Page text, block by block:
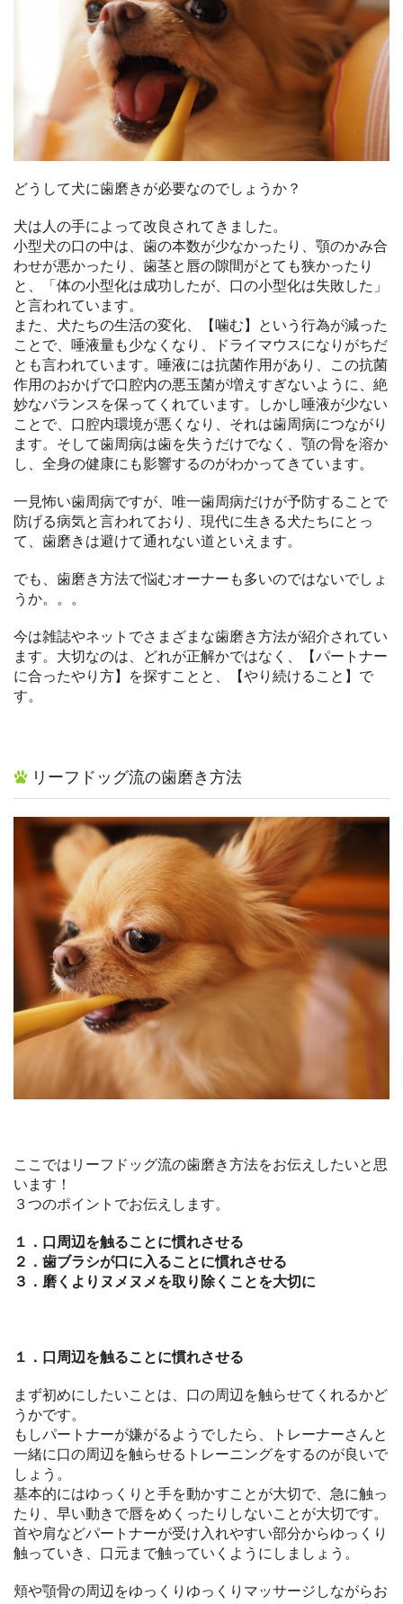
どうして犬に歯磨きが必要なのでしょうか？
犬は人の手によって改良されてきました。
小型犬の口の中は、歯の本数が少なかったり、顎のかみ合
わせが悪かったり、歯茎と唇の隙間がとても狭かったり
と、「体の小型化は成功したが、口の小型化は失敗した」
と言われています。
また、犬たちの生活の変化、【噛む】という行為が減った
ことで、唾液量も少なくなり、ドライマウスになりがちだ
とも言われています。唾液には抗菌作用があり、この抗菌
作用のおかげで口腔内の悪玉菌が増えすぎないように、絶
妙なバランスを保ってくれています。しかし唾液が少ない
ことで、口腔内環境が悪くなり、それは歯周病につながり
ます。そして歯周病は歯を失うだけでなく、顎の骨を溶か
し、全身の健康にも影響するのがわかってきています。
一見怖い歯周病ですが、唯一歯周病だけが予防することで
防げる病気と言われており、現代に生きる犬たちにとっ
て、歯磨きは避けて通れない道といえます。
でも、歯磨き方法で悩むオーナーも多いのではないでしょ
うか。。。
今は雑誌やネットでさまざまな歯磨き方法が紹介されてい
ます。大切なのは、どれが正解かではなく、【パートナー
に合ったやり方】を探すことと、【やり続けること】で
す。
リーフドッグ流の歯磨き方法
ここではリーフドッグ流の歯磨き方法をお伝えしたいと思
います！
３つのポイントでお伝えします。
１．口周辺を触ることに慣れさせる
２．歯ブラシが口に入ることに慣れさせる
３．磨くよりヌメヌメを取り除くことを大切に
１．口周辺を触ることに慣れさせる
まず初めにしたいことは、口の周辺を触らせてくれるかど
うかです。
もしパートナーが嫌がるようでしたら、トレーナーさんと
一緒に口の周辺を触らせるトレーニングをするのが良いで
しょう。
基本的にはゆっくりと手を動かすことが大切で、急に触っ
たり、早い動きで唇をめくったりしないことが大切です。
首や肩などパートナーが受け入れやすい部分からゆっくり
触っていき、口元まで触っていくようにしましょう。
頬や顎骨の周辺をゆっくりゆっくりマッサージしながらお